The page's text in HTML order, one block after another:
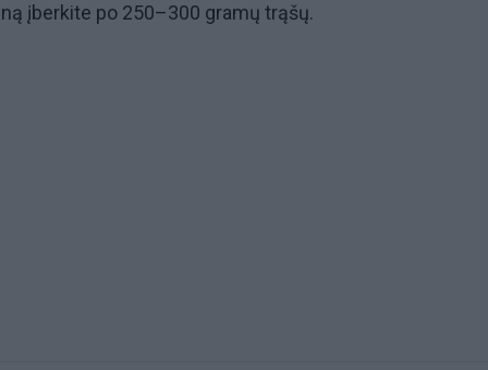
įberkite po 250–300 gramų trąšų.